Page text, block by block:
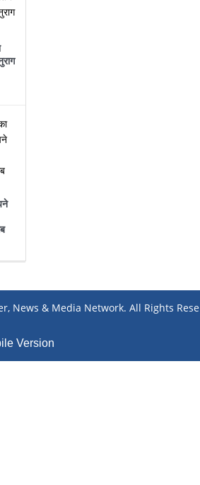
News & Media Network. All Rights
Version